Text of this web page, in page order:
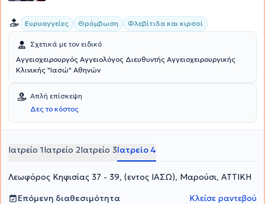
Ευρυαγγείες Θρόμβωση Φλεβίτιδα και κιρσοί
Σχετικά με τον ειδικό
Αγγειοχειρουργός Αγγειολόγος Διευθυντής Αγγειοχειρουργικής
Κλινικής "Ιασώ" Αθηνών
Απλή επίσκεψη
Δες το κόστος
Ιατρείο 1Ιατρείο 2Ιατρείο 3Ιατρείο 4
Λεωφόρος Κηφισίας 37 - 39, (εντος ΙΑΣΩ), Μαρούσι, ΑΤΤΙΚΗ
Επόμενη διαθεσιμότητα
Κλείσε ραντεβού